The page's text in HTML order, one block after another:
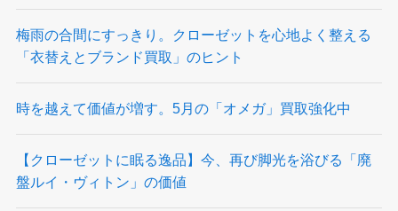
梅雨の合間にすっきり。クローゼットを心地よく整える
「衣替えとブランド買取」のヒント
時を越えて価値が増す。5月の「オメガ」買取強化中
【クローゼットに眠る逸品】今、再び脚光を浴びる「廃
盤ルイ・ヴィトン」の価値